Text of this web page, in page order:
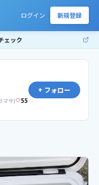
ログイン 新規登録
ェック
マサ)
55
+ フォロー